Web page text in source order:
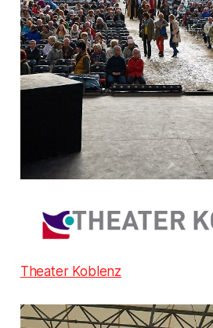
Theater Koblenz